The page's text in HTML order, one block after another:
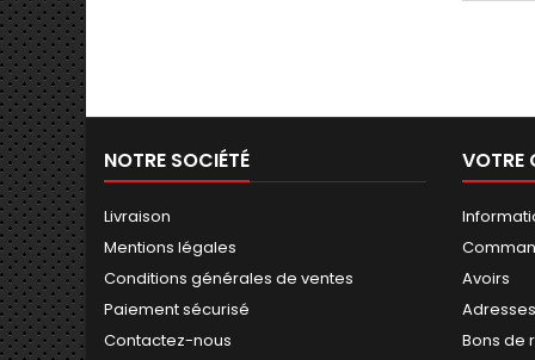
NOTRE SOCIÉTÉ
Livraison
Mentions légales
Conditions générales de ventes
Paiement sécurisé
Contactez-nous
VOTRE
Avoirs
Adresses
Bons de